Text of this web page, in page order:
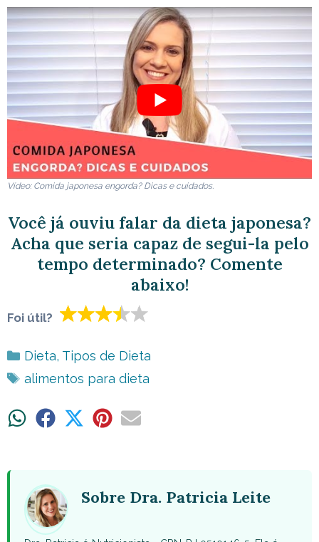
Vídeo: Comida japonesa engorda? Dicas e cuidados.
Você já ouviu falar da dieta japonesa?
Acha que seria capaz de segui-la pelo
tempo determinado? Comente
abaixo!
Foi útil?
Categorias
Dieta, Tipos de Dieta
Tags
alimentos para dieta
ShareShare ShareShareShare
Sobre Dra. Patricia Leite